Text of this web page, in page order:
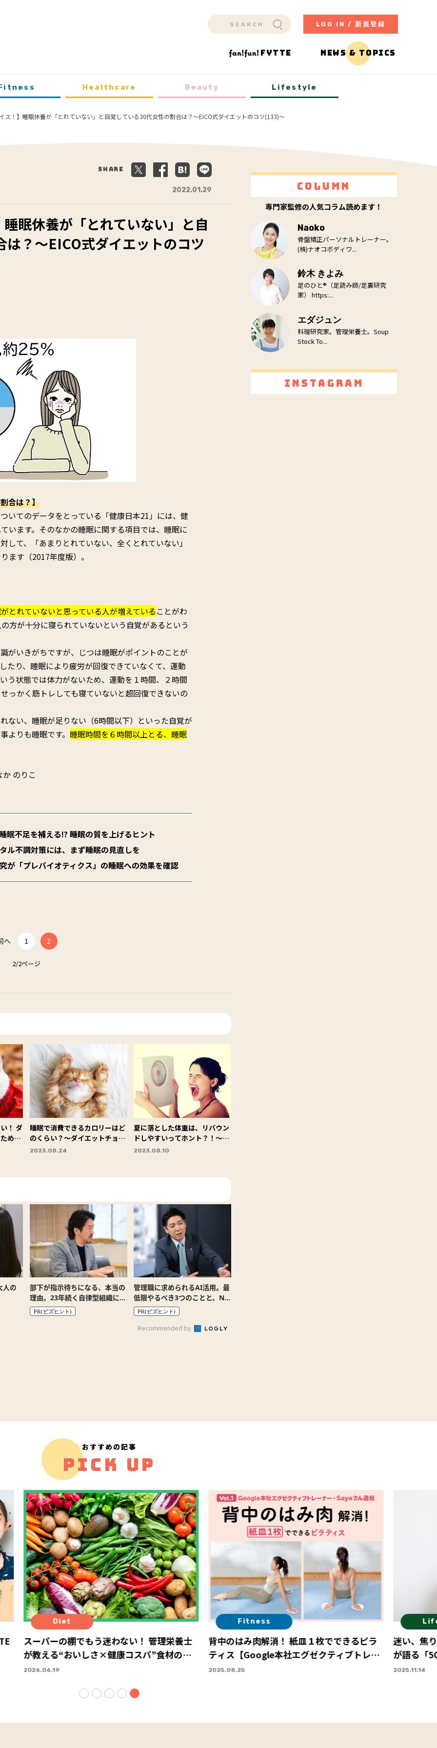
LOG IN / 新規登録
FYTTE NEWS & TOPICS
Healthcare Beauty Lifestyle
ス！】睡眠休養が「とれていない」と自覚している30代女性の割合は？～EICO式ダイエットのコツ(133)～
2022.01.29
眠休養が「とれていない」と自
？～EICO式ダイエットのコツ
Share
合は？】
いてのデータをとっている「健康日本21」には、健
います。そのなかの睡眠に関する項目では、睡眠に
して、「あまりとれていない、全くとれていない」
ます（2017年度版）。
とれていないと思っている人が増えていることがわ
方が十分に寝られていないという自覚があるという
がいきがちですが、じつは睡眠がポイントのことが
たり、睡眠により疲労が回復できていなくて、運動
う状態では体力がないため、運動を１時間、２時間
っかく筋トレしても寝ていないと超回復できないの
ない、睡眠が足りない（6時間以下）といった自覚が
よりも睡眠です。 睡眠時間を６時間以上とる、睡眠
のりこ
眠不足を補える!? 睡眠の質を上げるヒント
ル不調対策には、まず睡眠の見直しを
が「プレバイオティクス」の睡眠への効果を確認
へ 1 2
2/2ページ
！ ダ
めの
睡眠で消費できるカロリーはど
のくらい？～ダイエットチョイ
ス～
2023.08.24
夏に落とした体重は、リバウン
ドしやすいってホント？！～ダ
イエットチョイス～
2023.08.10
人の
部下が指示待ちになる、本当の
理由。23年続く自律型組織に共
通する「3つの要素」
PR(ビズヒント)
管理職に求められるAI活用。最
低限やるべき3つのことと、NG
な自己認識
PR(ビズヒント)
Recommended by
Column
専門家監修の人気コラム読めます！
Naoko
骨盤矯正パーソナルトレーナー。
(株)ナオコボディワ...
鈴木 きよみ
足のひと®（足読み師/足裏研究
家） https:...
エダジュン
料理研究家。管理栄養士。Soup
Stock To...
Instagram
おすすめの記事
PICK UP
Diet
スーパーの棚でもう迷わない！ 管理栄養士
が教える“おいしさ×健康コスパ”食材の選
び方
2026.06.19
Fitness
背中のはみ肉解消！ 紙皿１枚でできるピラ
ティス【Google本社エグゼクティブトレー
ナー・Sayaさん直伝】 Vol.１
2025.08.25
迷い、焦
が語る「
2025.11.14